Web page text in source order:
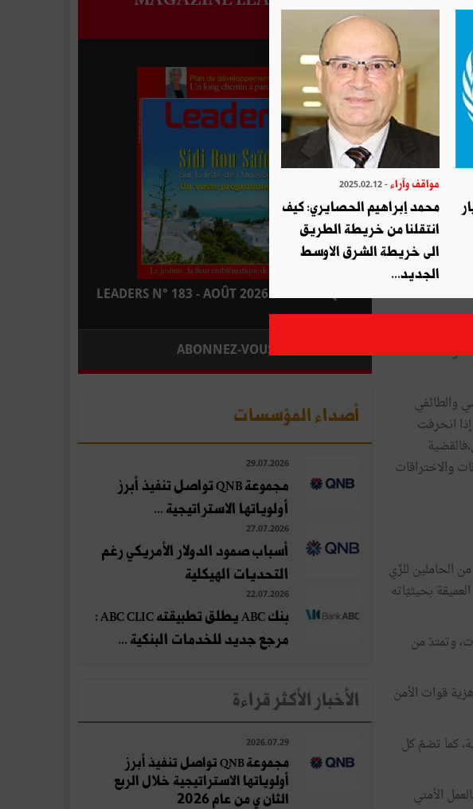
اليوم،
هذه
والطائفي
انحرفت
والاختراقات
الحاملين للزّي
بحيثيّاته
وتمتدّ من
قوات الأمن
كما تضمّ كل
الأمني
LEADERS N° 183 - AOÛT 2026 : EN KIOSQUE
ABONNEZ-VOUS
أصداء المؤسسات
29.07.2026
مجموعة QNB تواصل تنفيذ أبرز
أولوياتها الاستراتيجية ...
27.07.2026
أسباب صمود الدولار الأمريكي رغم
التحديات الهيكلية
22.07.2026
بنك ABC يطلق تطبيقته ABC CLIC :
مرجع جديد للخدمات البنكية ...
الأخبار الأكثر قراءة
2026.07.29
مجموعة QNB تواصل تنفيذ أبرز
أولوياتها الاستراتيجية خلال الربع
الثان ي من عام 2026
مواقف وآراء- 2025.02.12
محمد إبراهيم الحصايري: كيف
انتقلنا من خريطة الطريق
الى خريطة الشرق الاوسط
الجديد...